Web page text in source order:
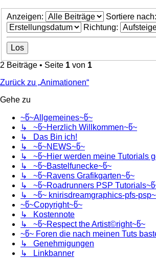
Anzeigen:
Sortiere nach:
Richtung:
2 Beiträge • Seite 1 von 1
Zurück zu „Animationen“
Gehe zu
~წ~Allgemeines~წ~
↳ ~წ~Herzlich Willkommen~წ~
↳ Das Bin ich!
↳ ~წ~NEWS~წ~
↳ ~წ~Hier werden meine Tutorials
↳ ~წ~Bastelfunecke~წ~
↳ ~წ~Ravens Grafikgarten~წ~
↳ ~წ~Roadrunners PSP
↳ ~წ~ knirisdreamgraphics-pfs-
~წ~Copyright~წ~
↳ Kostennote
↳ ~წ~Respect the Artist©right~წ~
~წ~ Foren die nach meinen Tuts
↳ Genehmigungen
↳ Linkbanner